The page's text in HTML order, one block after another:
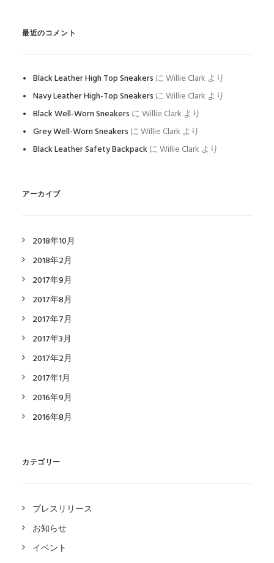
最近のコメント
Black Leather High Top Sneakers にWillie Clark より
Navy Leather High-Top Sneakers にWillie Clark より
Black Well-Worn Sneakers にWillie Clark より
Grey Well-Worn Sneakers にWillie Clark より
Black Leather Safety BackpackにWillie Clark より
アーカイブ
2018年10月
2018年2月
2017年9月
2017年8月
2017年7月
2017年3月
2017年2月
2017年1月
2016年9月
2016年8月
カテゴリー
プレスリリース
お知らせ
イベント